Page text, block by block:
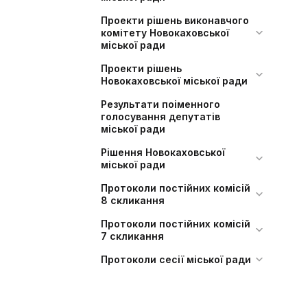
Проекти рішень виконавчого
комітету Новокаховської
міської ради
Проекти рішень
Новокаховської міської ради
Результати поіменного
голосування депутатів
міської ради
Рішення Новокаховської
міської ради
Протоколи постійних комісій
8 скликання
Протоколи постійних комісій
7 скликання
Протоколи сесії міської ради